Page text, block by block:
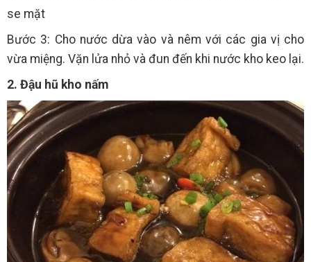
se mặt
Bước 3: Cho nước dừa vào và nêm với các gia vị cho
vừa miệng. Vặn lửa nhỏ và đun đến khi nước kho keo lại.
2. Đậu hũ kho nấm